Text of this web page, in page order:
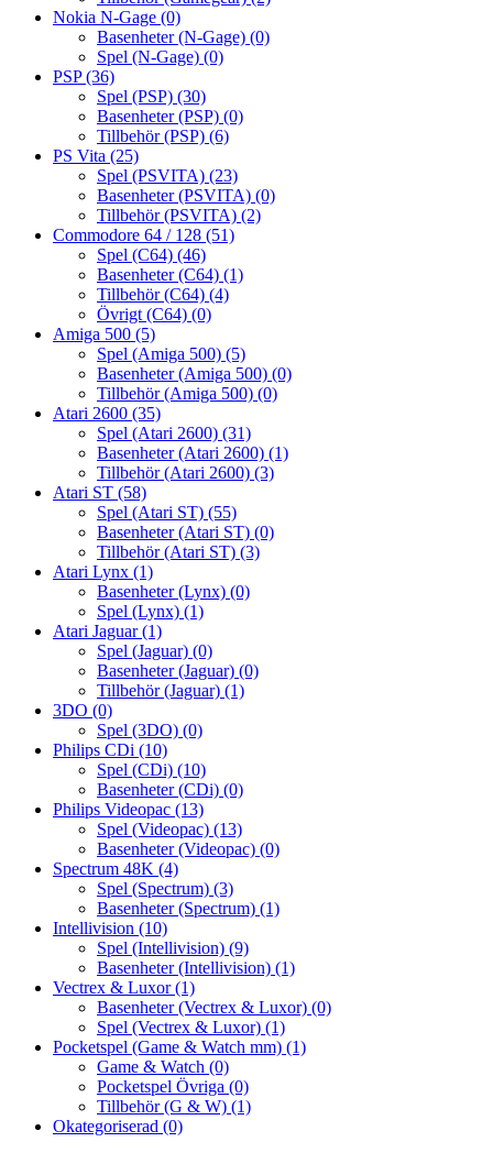
Nokia N-Gage (0)
Basenheter (N-Gage) (0)
Spel (N-Gage) (0)
PSP(36)
Spel (PSP) (30)
Basenheter (PSP) (0)
Tillbehör (PSP) (6)
PS Vita (25)
Spel (PSVITA) (23)
Basenheter (PSVITA) (0)
Tillbehör (PSVITA) (2)
Commodore 64 / 128 (51)
Spel (C64) (46)
Basenheter (C64) (1)
Tillbehör (C64) (4)
Övrigt (C64) (0)
Amiga 500 (5)
Spel (Amiga 500) (5)
Basenheter (Amiga 500) (0)
Tillbehör (Amiga 500) (0)
Atari 2600 (35)
Spel (Atari 2600) (31)
Basenheter (Atari 2600) (1)
Tillbehör (Atari 2600) (3)
Atari ST (58)
Spel (Atari ST) (55)
Basenheter (Atari ST) (0)
Tillbehör (Atari ST) (3)
Atari Lynx (1)
Basenheter (Lynx) (0)
Spel (Lynx) (1)
Atari Jaguar(1)
Spel (Jaguar) (0)
Basenheter (Jaguar) (0)
Tillbehör (Jaguar) (1)
3DO (0)
Spel (3DO) (0)
Philips CDi (10)
Spel (CDi) (10)
Basenheter (CDi) (0)
Philips Videopac (13)
Spel (Videopac) (13)
Basenheter (Videopac) (0)
Spectrum 48K (4)
Spel (Spectrum) (3)
Basenheter (Spectrum) (1)
Intellivision (10)
Spel (Intellivision) (9)
Basenheter (Intellivision) (1)
Vectrex & Luxor(1)
Basenheter (Vectrex & Luxor) (0)
Spel (Vectrex & Luxor) (1)
Pocketspel (Game & Watch mm) (1)
Game & Watch (0)
Pocketspel Övriga (0)
Tillbehör (G & W) (1)
Okategoriserad (0)